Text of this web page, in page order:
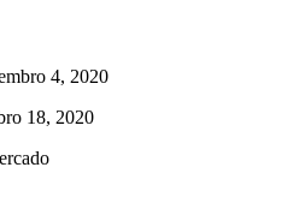
4, 2020
18, 2020